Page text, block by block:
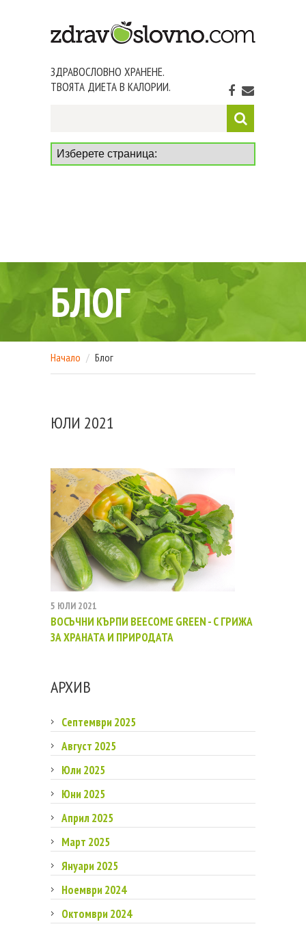
ЗДРАВОСЛОВНО ХРАНЕНЕ.
ТВОЯТА ДИЕТА В КАЛОРИИ.
БЛОГ
Начало Блог
ЮЛИ 2021
5 ЮЛИ 2021
ВОСЪЧНИ КЪРПИ BEECOME GREEN - С ГРИЖА
ЗА ХРАНАТА И ПРИРОДАТА
АРХИВ
Септември 2025
Август 2025
Юли 2025
Юни 2025
Април 2025
Март 2025
Януари 2025
Ноември 2024
Октомври 2024